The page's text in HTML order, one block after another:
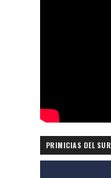
PRIMICIAS DEL SUR